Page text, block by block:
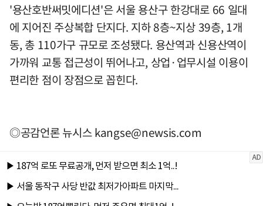
'용산호반써밋에디션'은 서울 용산구 한강대로 66 일대
에 지어진 주상복합 단지다. 지하 8층~지상 39층, 1개
동, 총 110가구 규모로 조성됐다. 용산역과 신용산역이
가까워 교통 접근성이 뛰어나고, 상업·업무시설 이용이
편리한 점이 장점으로 꼽힌다.
◎공감언론 뉴시스kangse@newsis.com